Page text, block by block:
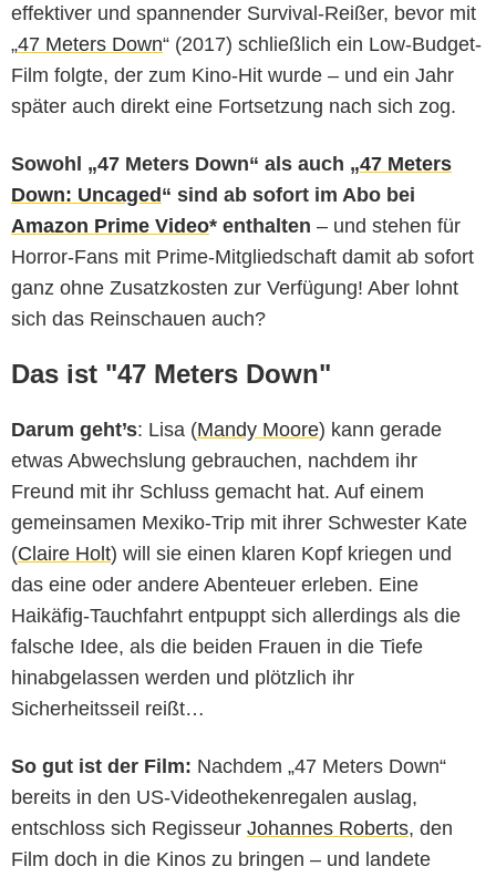
effektiver und spannender Survival-Reißer, bevor mit
„47 Meters Down“ (2017) schließlich ein Low-Budget-
Film folgte, der zum Kino-Hit wurde – und ein Jahr
später auch direkt eine Fortsetzung nach sich zog.
Sowohl „47 Meters Down“ als auch „47 Meters
Down: Uncaged“ sind ab sofort im Abo bei
Amazon Prime Video* enthalten – und stehen für
Horror-Fans mit Prime-Mitgliedschaft damit ab sofort
ganz ohne Zusatzkosten zur Verfügung! Aber lohnt
sich das Reinschauen auch?
Das ist "47 Meters Down"
Darum geht’s: Lisa (Mandy Moore) kann gerade
etwas Abwechslung gebrauchen, nachdem ihr
Freund mit ihr Schluss gemacht hat. Auf einem
gemeinsamen Mexiko-Trip mit ihrer Schwester Kate
(Claire Holt) will sie einen klaren Kopf kriegen und
das eine oder andere Abenteuer erleben. Eine
Haikäfig-Tauchfahrt entpuppt sich allerdings als die
falsche Idee, als die beiden Frauen in die Tiefe
hinabgelassen werden und plötzlich ihr
Sicherheitsseil reißt…
So gut ist der Film: Nachdem „47 Meters Down“
bereits in den US-Videothekenregalen auslag,
entschloss sich Regisseur Johannes Roberts, den
Film doch in die Kinos zu bringen – und landete